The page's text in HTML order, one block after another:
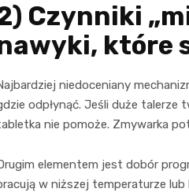
Czynniki
które
niedoceniany
odpłynąć. Jeśli duże talerze
nie pomoże. Zmywarka
elementem jest dobór
w niższej temperaturze